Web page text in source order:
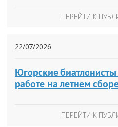
ПЕРЕЙТИ К
22/07/2026
Югорские
работе на летнем
ПЕРЕЙТИ К